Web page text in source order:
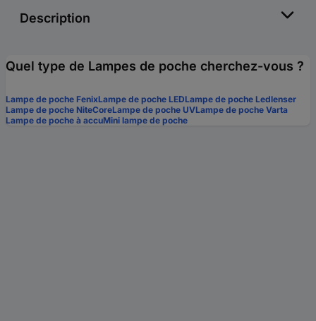
Description
Quel type de Lampes de poche cherchez-vous ?
Lampe de poche FenixLampe de poche LEDLampe de poche Ledlenser
Lampe de poche NiteCoreLampe de poche UVLampe de poche Varta
Lampe de poche à accuMini lampe de poche